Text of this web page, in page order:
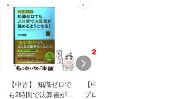
6
【中古】 知識ゼロで
も2時間で決算書が読
7
【中古】 野ブタ。を
プロデュース [DVD-B